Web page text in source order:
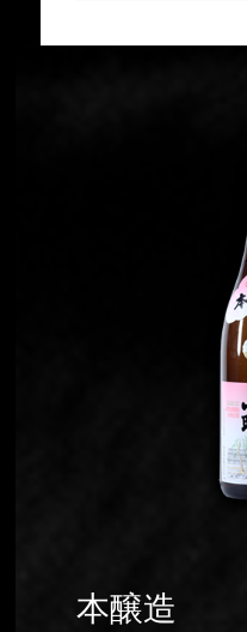
本醸造